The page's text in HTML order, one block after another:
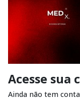
Acesse sua
Ainda não tem